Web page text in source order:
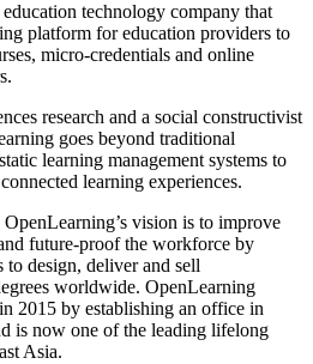
technology company that
platform for education providers to
micro‑credentials and online
research and a social constructivist
goes beyond traditional
learning management systems to
learning experiences.
vision is to improve
future‑proof the workforce by
design, deliver and sell
worldwide. OpenLearning
2015 by establishing an office in
is now one of the leading lifelong
Asia.